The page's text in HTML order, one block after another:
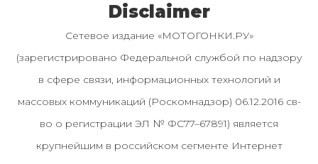
Disclaimer
Сетевое издание «МОТОГОНКИ.РУ»
(зарегистрировано Федеральной службой по надзору
в сфере связи, информационных технологий и
массовых коммуникаций (Роскомнадзор) 06.12.2016 св-
во о регистрации ЭЛ № ФС77–67891) является
крупнейшим в российском сегменте Интернет